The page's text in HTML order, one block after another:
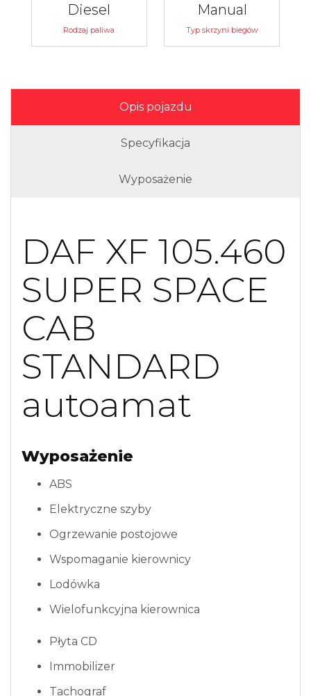
Diesel
Rodzaj paliwa
Manual
Typ skrzyni biegów
Opis pojazdu
Specyfikacja
Wyposażenie
DAF XF 105.460
SUPER SPACE
CAB
STANDARD
autoamat
Wyposażenie
ABS
Elektryczne szyby
Ogrzewanie postojowe
Wspomaganie kierownicy
Lodówka
Wielofunkcyjna kierownica
Płyta CD
Immobilizer
Tachograf